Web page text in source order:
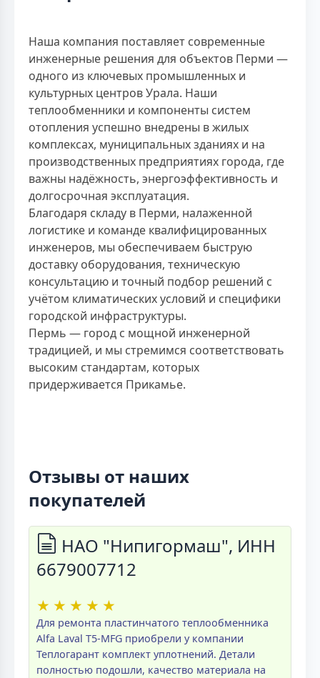
Наша компания поставляет современные
инженерные решения для объектов Перми —
одного из ключевых промышленных и
культурных центров Урала. Наши
теплообменники и компоненты систем
отопления успешно внедрены в жилых
комплексах, муниципальных зданиях и на
производственных предприятиях города, где
важны надёжность, энергоэффективность и
долгосрочная эксплуатация.
Благодаря складу в Перми, налаженной
логистике и команде квалифицированных
инженеров, мы обеспечиваем быструю
доставку оборудования, техническую
консультацию и точный подбор решений с
учётом климатических условий и специфики
городской инфраструктуры.
Пермь — город с мощной инженерной
традицией, и мы стремимся соответствовать
высоким стандартам, которых
придерживается Прикамье.
Отзывы от наших
покупателей
НАО "Нипигормаш", ИНН
6679007712
★ ★ ★ ★ ★
Для ремонта пластинчатого теплообменника
Alfa Laval T5-MFG приобрели у компании
Теплогарант комплект уплотнений. Детали
полностью подошли, качество материала на